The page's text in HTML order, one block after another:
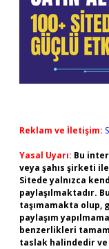
Reklam ve İletişim:
Yasal Uyarı: Bu
veya şahıs şirketi
Sitede yalnızca
paylaşılmaktadır.
taşımamakta olup,
paylaşım
benzerlikleri
taslak halindedir